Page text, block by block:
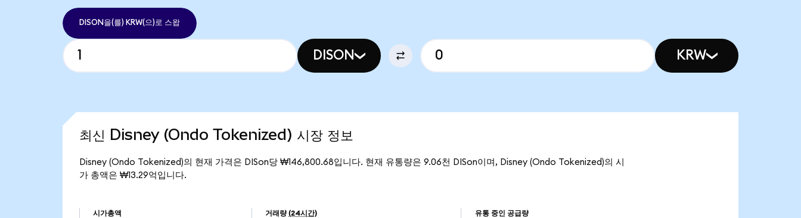
DISON을(를) KRW(으)로 스왑
DISON KRW
최신 Disney (Ondo Tokenized) 시장 정보
Disney (Ondo Tokenized)의 현재 가격은 DISon당 ₩146,800.68입니다. 현재 유통량은 9.06천 DISon이며, Disney (Ondo Tokenized)의 시
가 총액은 ₩13.29억입니다.
시가총액 거래량 (24시간) 유통 중인 공급량